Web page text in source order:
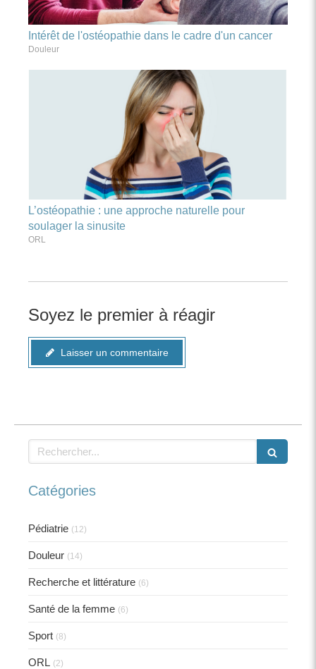
Intérêt de l'ostéopathie dans le cadre d'un cancer
Douleur
L’ostéopathie : une approche naturelle pour
soulager la sinusite
ORL
Soyez le premier à réagir
Laisser un commentaire
Rechercher
Catégories
Pédiatrie (12)
Douleur (14)
Recherche et littérature (6)
Santé de la femme (6)
Sport (8)
ORL (2)